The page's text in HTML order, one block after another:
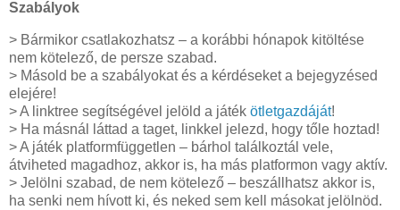
Szabályok
> Bármikor csatlakozhatsz – a korábbi hónapok kitöltése
nem kötelező, de persze szabad.
> Másold be a szabályokat és a kérdéseket a bejegyzésed
elejére!
> A linktree segítségével jelöld a játék ötletgazdáját!
> Ha másnál láttad a taget, linkkel jelezd, hogy tőle hoztad!
> A játék platformfüggetlen – bárhol találkoztál vele,
átviheted magadhoz, akkor is, ha más platformon vagy aktív.
> Jelölni szabad, de nem kötelező – beszállhatsz akkor is,
ha senki nem hívott ki, és neked sem kell másokat jelölnöd.